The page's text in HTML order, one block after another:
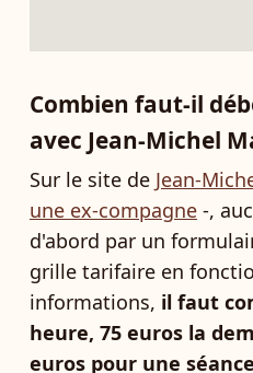
Combien faut-il
avec Jean-Michel
Sur le site de Jean-
une ex-compagne -,
d'abord par un
grille tarifaire en
informations, il faut
heure, 75 euros la
euros pour une